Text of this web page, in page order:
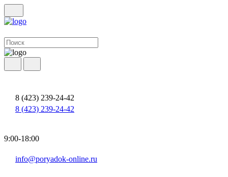
8 (423) 239-24-42
8 (423) 239-24-42
9:00-18:00
info@poryadok-online.ru